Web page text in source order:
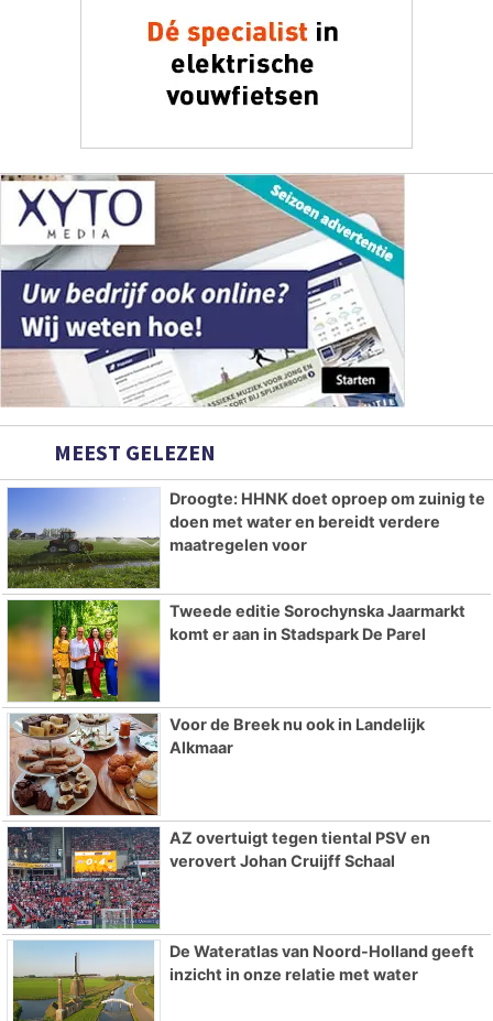
MEEST GELEZEN
Droogte: HHNK doet oproep om zuinig te
doen met water en bereidt verdere
maatregelen voor
Tweede editie Sorochynska Jaarmarkt
komt er aan in Stadspark De Parel
Voor de Breek nu ook in Landelijk
Alkmaar
AZ overtuigt tegen tiental PSV en
verovert Johan Cruijff Schaal
De Wateratlas van Noord-Holland geeft
inzicht in onze relatie met water